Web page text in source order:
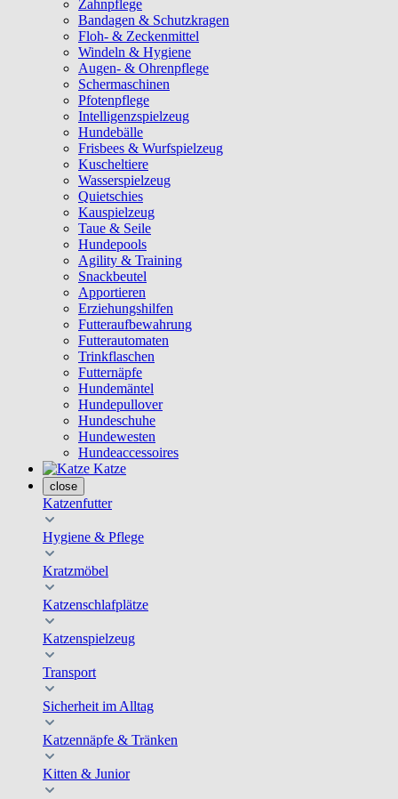
Zahnpflege
Bandagen & Schutzkragen
Floh- & Zeckenmittel
Windeln & Hygiene
Augen- & Ohrenpflege
Schermaschinen
Pfotenpflege
Intelligenzspielzeug
Hundebälle
Frisbees & Wurfspielzeug
Kuscheltiere
Wasserspielzeug
Quietschies
Kauspielzeug
Taue & Seile
Hundepools
Agility & Training
Snackbeutel
Apportieren
Erziehungshilfen
Futteraufbewahrung
Futterautomaten
Trinkflaschen
Futternäpfe
Hundemäntel
Hundepullover
Hundeschuhe
Hundewesten
Hundeaccessoires
Katze
close
Katzenfutter
Hygiene & Pflege
Kratzmöbel
Katzenschlafplätze
Katzenspielzeug
Transport
Sicherheit im Alltag
Katzennäpfe & Tränken
Kitten & Junior